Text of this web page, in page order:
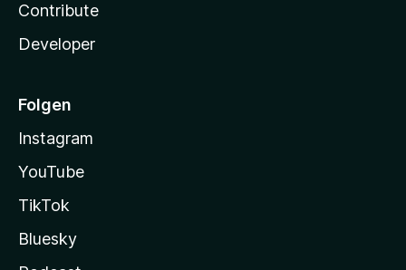
Contribute
Developer
Folgen
Instagram
YouTube
TikTok
Bluesky